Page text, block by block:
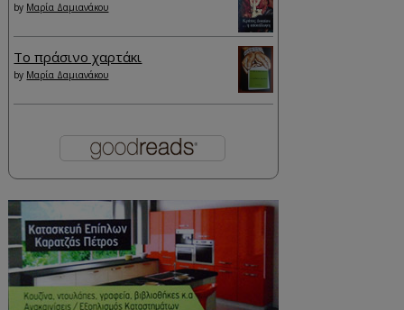
by Μαρία Δαμιανάκου
Το πράσινο χαρτάκι
by Μαρία Δαμιανάκου